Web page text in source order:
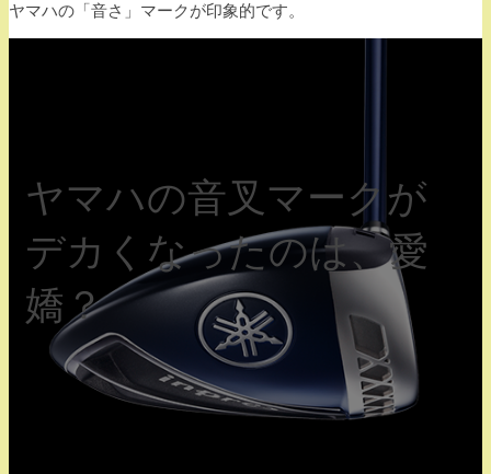
ヤマハの「音さ」マークが印象的です。
ヤマハの音叉マークが
デカくなったのは、愛
嬌？